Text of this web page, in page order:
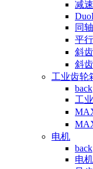
减
同
平
斜
斜
工业齿轮
back
工
电机
back
电机